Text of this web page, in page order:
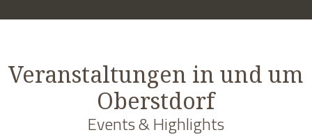
Veranstaltungen in und um
Oberstdorf
Events & Highlights